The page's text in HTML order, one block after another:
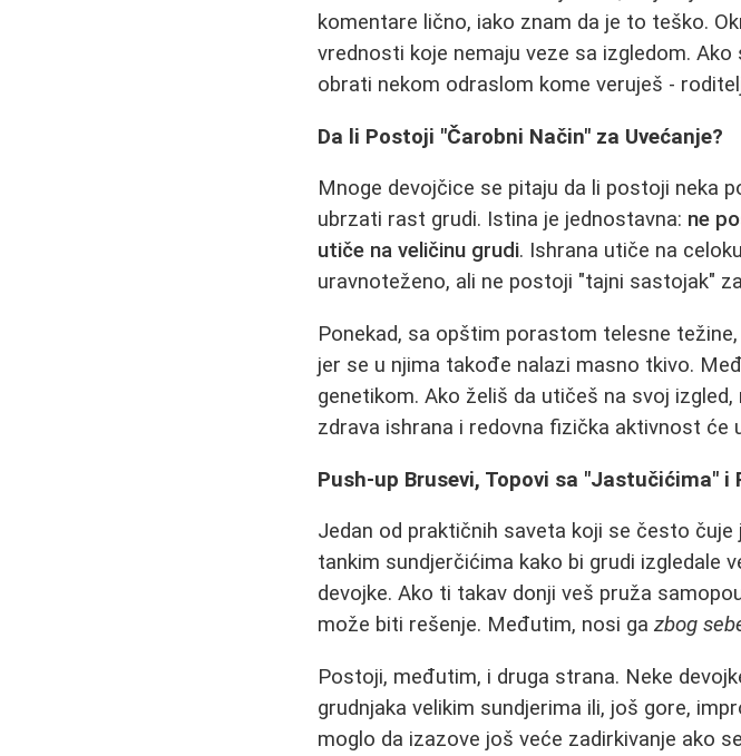
komentare lično, iako znam da je to teško.
vrednosti koje nemaju veze sa izgledom.
obrati nekom odraslom kome veruješ -
Da li Postoji "Čarobni Način" za Uvećanje?
Mnoge devojčice se pitaju da li postoji neka
ubrzati rast grudi. Istina je jednostavna: ne
utiče na veličinu grudi. Ishrana utiče na
uravnoteženo, ali ne postoji "tajni sastojak"
Ponekad, sa opštim porastom telesne
jer se u njima takođe nalazi masno tkivo.
genetikom. Ako želiš da utičeš na svoj
zdrava ishrana i redovna fizička aktivnost će
Push-up Brusevi, Topovi sa "Jastučićima" i
Jedan od praktičnih saveta koji se često čuje
tankim sundjerčićima kako bi grudi izgledale
devojke. Ako ti takav donji veš pruža
može biti rešenje. Međutim, nosi gazbog
Postoji, međutim, i druga strana. Neke
grudnjaka velikim sundjerima ili, još gore,
moglo da izazove još veće zadirkivanje ako